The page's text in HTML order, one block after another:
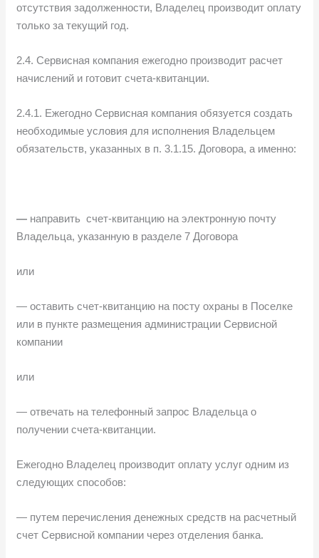
отсутствия задолженности, Владелец производит оплату
только за текущий год.
2.4. Сервисная компания ежегодно производит расчет
начислений и готовит счета-квитанции.
2.4.1. Ежегодно Сервисная компания обязуется создать
необходимые условия для исполнения Владельцем
обязательств, указанных в п. 3.1.15. Договора, а именно:
— направить счет-квитанцию на электронную почту
Владельца, указанную в разделе 7 Договора
или
— оставить счет-квитанцию на посту охраны в Поселке
или в пункте размещения администрации Сервисной
компании
или
— отвечать на телефонный запрос Владельца о
получении счета-квитанции.
Ежегодно Владелец производит оплату услуг одним из
следующих способов:
— путем перечисления денежных средств на расчетный
счет Сервисной компании через отделения банка.